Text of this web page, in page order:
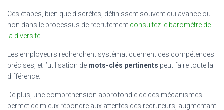
Ces étapes, bien que discrètes, définissent souvent qui avance ou
non dans le processus de recrutement consultez le baromètre de
la diversité
Les employeurs recherchent systématiquement des compétences
précises, et l’utilisation de mots-clés pertinents peut faire toute la
différence.
De plus, une compréhension approfondie de ces mécanismes
permet de mieux répondre aux attentes des recruteurs, augmentant